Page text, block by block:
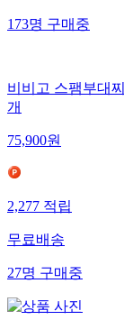
173명 구매중
비비고 스팸부대
개
75,900원
2,277 적립
무료배송
27명 구매중